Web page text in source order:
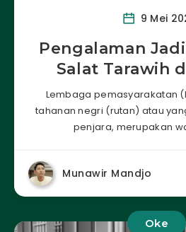
9 Mei
Pengalaman
Salat Tarawih
Lembaga pemasyarakatan
tahanan negri (rutan) atau
penjara, merupakan
Munawir Mandjo
Oke